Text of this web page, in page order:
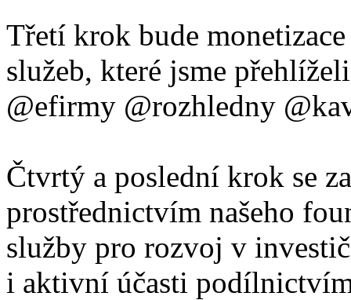
Třetí krok bude
služeb, které jsme
@efirmy @rozhledny
Čtvrtý a poslední krok se
prostřednictvím našeho
služby pro rozvoj v
i aktivní účasti